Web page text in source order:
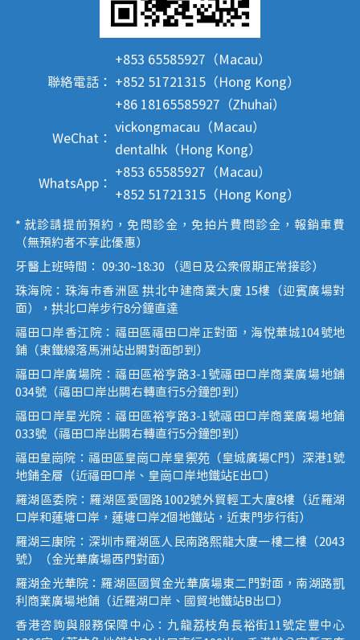
聯絡電話：
+853 65585927（Macau）
+852 51721315（Hong Kong）
+86 18165585927（Zhuhai）
WeChat：
vickongmacau（Macau）
dentalhk（Hong Kong）
WhatsApp：
+853 65585927（Macau）
+852 51721315（Hong Kong）
* 就診請提前預約，免問診金，免拍片費問診金，報銷車費
（無預約者不享此優惠）
牙醫上班時間： 09:30~18:30 （週日及公眾假期正常接診）
珠海院：珠海市香洲區 拱北中建商業大廈 15樓（迎賓廣場對
面），拱北口岸步行8分鐘直達
福田口岸香江院：福田區福田口岸正對面，海悅華城104號地
鋪（東鐵線落馬洲站出關對面即到）
福田口岸廣場院：福田區裕亨路3-1號福田口岸商業廣場地鋪
034號（福田口岸出關右轉直行5分鐘即到）
福田口岸星光院：福田區裕亨路3-1號福田口岸商業廣場地鋪
033號（福田口岸出關右轉直行5分鐘即到）
福田皇崗院：福田區皇崗口岸皇禦苑（皇城廣場C門）深港1號
地鋪全層（近福田口岸、皇崗口岸地鐵站E出口）
羅湖區委院：羅湖區愛國路1002號外貿輕工大廈8樓（近羅湖
口岸和蓮塘口岸，蓮塘口岸2個地鐵站，近東門步行街）
羅湖三康院：深圳市羅湖區人民南路熙龍大廈一樓二樓（2043
號）（金光華廣場西門對面）
羅湖金光華院：羅湖區國貿金光華廣場東二門對面，南湖路凱
利商業廣場地鋪（近羅湖口岸、國貿地鐵站B出口）
香港咨詢與服務保障中心：九龍荔枝角長裕街11號定豐中心